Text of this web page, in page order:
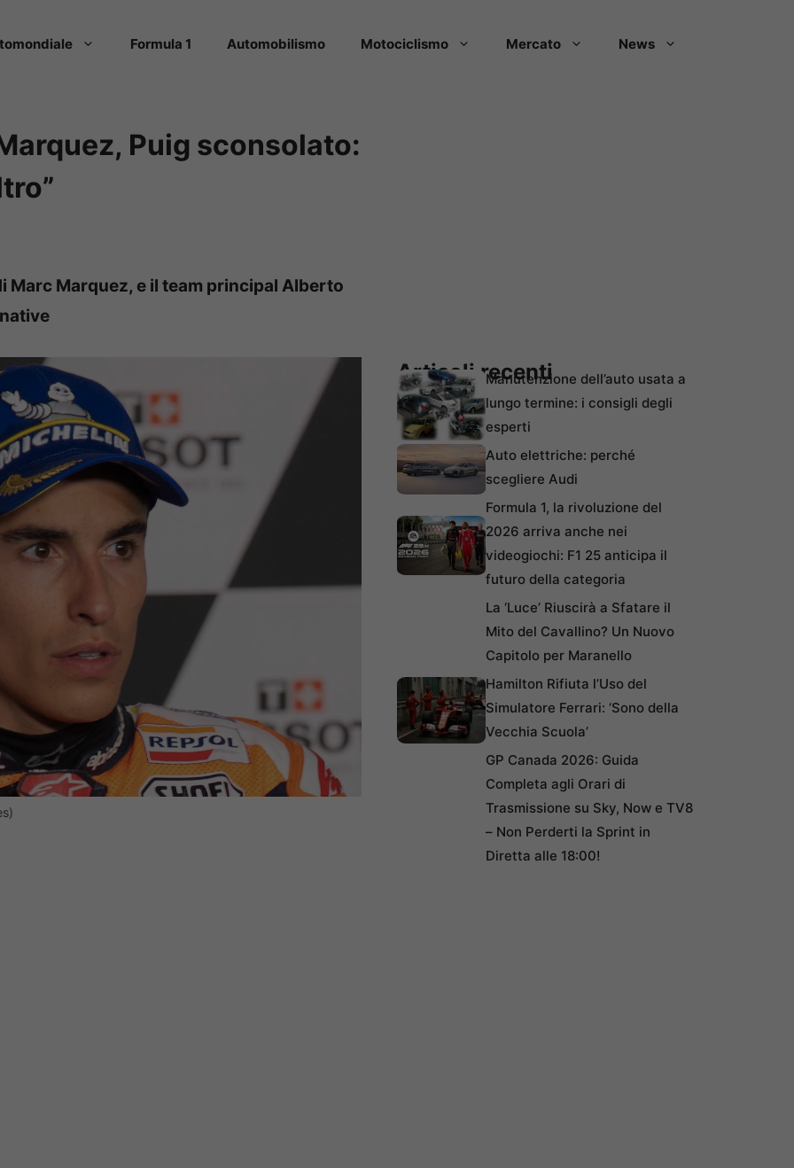
Formula 1 Automobilismo Motociclismo Mercato News
Puig sconsolato:
Marc Marquez, e il team principal Alberto
Articoli recentiManutenzione dell’auto usata a
lungo termine: i consigli degli
esperti
Auto elettriche: perché
scegliere Audi
Formula 1, la rivoluzione del
2026 arriva anche nei
videogiochi: F1 25 anticipa il
futuro della categoria
La ‘Luce’ Riuscirà a Sfatare il
Mito del Cavallino? Un Nuovo
Capitolo per Maranello
Hamilton Rifiuta l’Uso del
Simulatore Ferrari: ‘Sono della
Vecchia Scuola’
GP Canada 2026: Guida
Completa agli Orari di
Trasmissione su Sky, Now e TV8
– Non Perderti la Sprint in
Diretta alle 18:00!